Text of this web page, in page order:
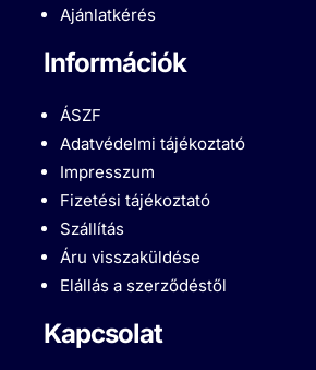
Ajánlatkérés
Információk
ÁSZF
Adatvédelmi tájékoztató
Impresszum
Fizetési tájékoztató
Szállítás
Áru visszaküldése
Elállás a szerződéstől
Kapcsolat